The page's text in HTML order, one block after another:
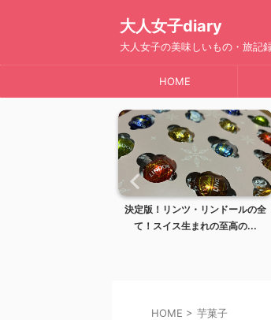
大人女子diary
大人女子の美味しいもの・旅記
HOME
【ハワイ】LION COFFEE（
オンコーヒー）は...
HOME > 芋菓子